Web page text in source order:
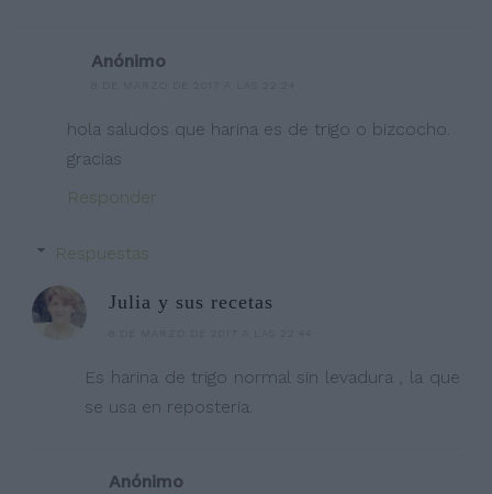
Anónimo
hola saludos que harina es de trigo o bizcocho.
gracias
Responder
Respuestas
Julia y sus recetas
Es harina de trigo normal sin levadura , la que
se usa en reposteria.
Anónimo